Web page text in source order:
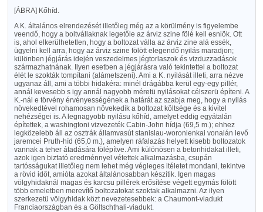
[ÁBRA] Kőhíd.
A K. általános elrendezését illetőleg még az a körülmény is figyelembe
veendő, hogy a boltvállaknak legetőle az árviz szine fölé kell esniök. Ott
is, ahol elkerülhetetlen, hogy a boltozat válla az árviz zine alá essék,
ügyelni kell arra, hogy az árviz szine fölött elegendő nyilás maradjon;
különben jégjárás idején veszedelmes jégtorlaszok és vizduzzadások
származhatnának. Ilyen esetben a jégjárásra való tekintettel a boltozat
élét le szokták tompítani (alámetszeni). Ami a K. nyilását illeti, arra nézve
ugyanaz áll, ami a többi hidakéra: minél drágábba kerül egy-egy pillér,
annál kevesebb s igy annál nagyobb méretü nyilásokat célszerü építeni. A
K.-nál e törvény érvényességének a határát az szabja meg, hogy a nyilás
növekedtével rohamosan növekedik a boltozat költsége és a kivitel
nehézségei is. A legnagyobb nyilásu kőhíd, amelyet eddig egyátalán
építettek, a washingtoni vizvezeték Cabin-John hídja (69,5 m.); ehhez
legközelebb áll az osztrák államvasút stanislau-woronienkai vonalán levő
jaremcei Pruth-híd (65,0 m.), amelyen ráfalazás helyett kisebb boltozatok
vannak a teher átadására fölépítve. Ami különösen a betonhidakat illeti,
azok igen biztató eredménnyel vétettek alkalmazásba, csupán
tartósságukat illetőleg nem lehet még végleges itéletet mondani, tekintve
a rövid időt, amióta azokat általánosabban készítik. Igen magas
völgyhidaknál magas és karcsu pillérek erősítése végett egymás fölött
több emeletben merevítő boltozatokat szoktak alkalmazni. Az ilyen
szerkezetü völgyhidak közt nevezetesebbek: a Chaumont-viadukt
Franciaországban és a Göltschthali-viadukt.